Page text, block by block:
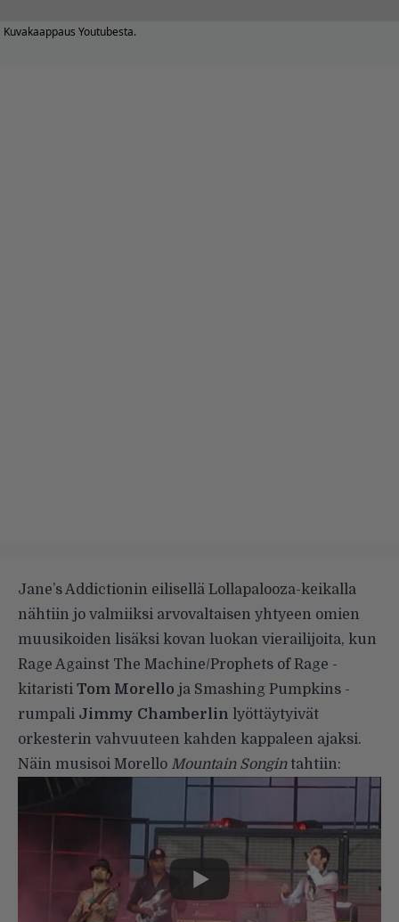
Kuvakaappaus Youtubesta.
Jane’s Addictionin eilisellä Lollapalooza-keikalla
nähtiin jo valmiiksi arvovaltaisen yhtyeen omien
muusikoiden lisäksi kovan luokan vierailijoita, kun
Rage Against The Machine/Prophets of Rage -
kitaristi Tom Morello ja Smashing Pumpkins -
rumpali Jimmy Chamberlin lyöttäytyivät
orkesterin vahvuuteen kahden kappaleen ajaksi.
Näin musisoi Morello Mountain Songintahtiin: